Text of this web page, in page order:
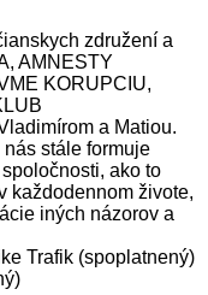
združení a
AMNESTY
KORUPCIU,
a Matiou.
stále formuje
ako to
každodennom živote,
iných názorov a
Trafik (spoplatnený)